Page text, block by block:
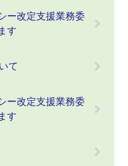
ー改定支援業務委
す
て
ー改定支援業務委
す